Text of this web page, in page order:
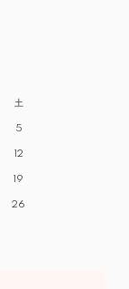
土
5
12
19
26